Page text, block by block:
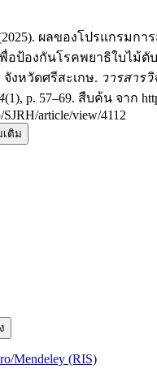
ผลของโปรแกรมกา
อป้องกันโรคพยาธิใบไม้ตั
งหวัดศรีสะเกษ. วารสาร
(1), p. 57–69. สืบค้น จาก
article/view/4112
เติม
Mendeley (RIS)